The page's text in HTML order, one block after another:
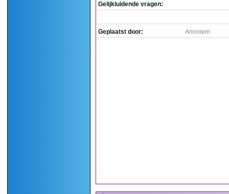
Gelijkluidende vragen:
Geplaatst door: Anoniem